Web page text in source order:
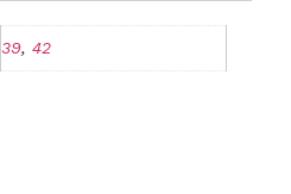
39,42